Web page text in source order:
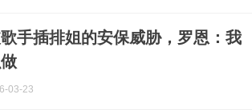
手插排姐的安保威胁，罗恩：我
03-23